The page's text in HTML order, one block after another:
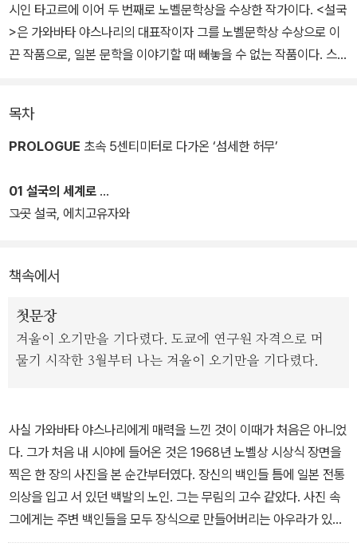
시인 타고르에 이어 두 번째로 노벨문학상을 수상한 작가이다. <설국
>은 가와바타 야스나리의 대표작이자 그를 노벨문학상 수상으로 이
끈 작품으로, 일본 문학을 이야기할 때 빼놓을 수 없는 작품이다. 스웨
언어로 묘사했다"는 점을 이유로 밝혔다.
그 자체로 독보적인 작품이다. 뚜렷한 줄거리가 없는 이미지의 소설
로, 현실 세계와 대비되는 상징의 세계를 그린다. 작품 전반에 걸쳐 깊
와 그 소설적 장치는 거의 경지에 이르렀다 할 수 있다.
클래식 클라우드 시리즈의 열 번째 책 <가와바타 야스나리 : 설국에
서 만난 극한의 허무>의 저자 허연은 시인이자 문화전문기자로 활동
해왔다. 그는 <설국>에 깊이 매료되어 가와바타 야스나리라는 세계
가와바타 야스나리가 <설국>을 구상하고 쓴 곳 에치고유자와는 특히
가장 중요한 목적지였다. 또한 가와바타 야스나리가 태어나고 자란
오사카에서 청년기를 보낸 도쿄를 거쳐 생의 나머지 반을 보낸 가마
쿠라에 이르기까지, 그의 삶과 문학적 궤적을 따라가며 고독과 허무
그 자체로 절대미를 완성하고자 한 거장을 탐구했다.
목차
PROLOGUE 초속 5센티미터로 다가온 ‘섬세한 허무’
01 설국의 세계로
그곳 설국, 에치고유자와
책속에서
첫문장
겨울이 오기만을 기다렸다. 도쿄에 연구원 자격으로 머
물기 시작한 3월부터 나는 겨울이 오기만을 기다렸다.
사실 가와바타 야스나리에게 매력을 느낀 것이 이때가 처음은 아니었
다. 그가 처음 내 시야에 들어온 것은 1968년 노벨상 시상식 장면을
찍은 한 장의 사진을 본 순간부터였다. 장신의 백인들 틈에 일본 전통
의상을 입고 서 있던 백발의 노인. 그는 무림의 고수 같았다. 사진 속
그에게는 주변 백인들을 모두 장식으로 만들어버리는 아우라가 있었
다.